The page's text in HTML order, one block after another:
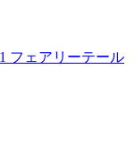
フェアリーテール